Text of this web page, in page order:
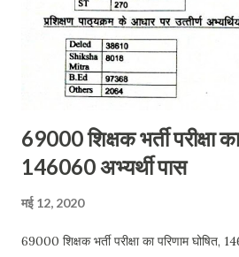
69000 शिक्षक भर्ती परीक्षा
146060 अभ्यर्थी पास
मई 12, 2020
69000 शिक्षक भर्ती परीक्षा का परिणाम घोषित,